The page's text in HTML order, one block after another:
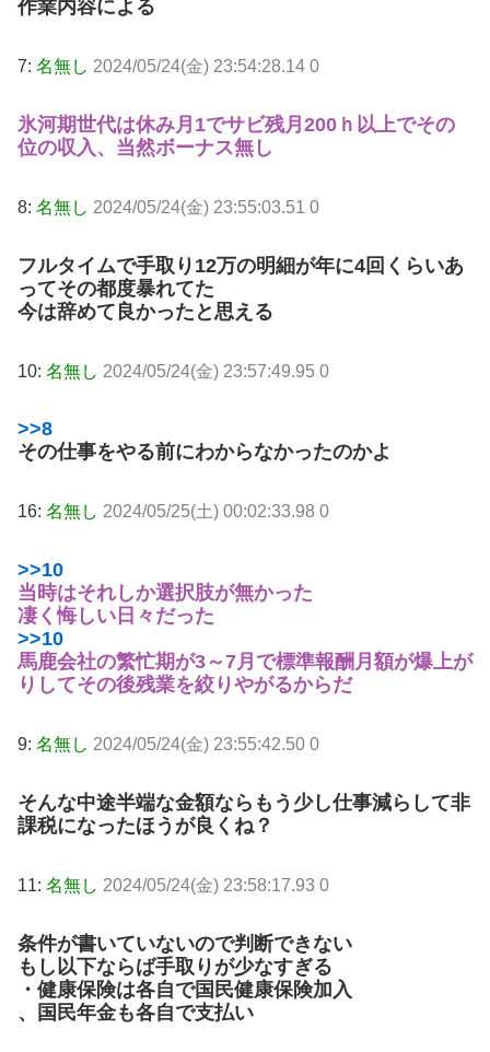
作業内容による
7: 名無し 2024/05/24(金) 23:54:28.14 0
氷河期世代は休み月1でサビ残月200ｈ以上でその
位の収入、当然ボーナス無し
8: 名無し 2024/05/24(金) 23:55:03.51 0
フルタイムで手取り12万の明細が年に4回くらいあ
ってその都度暴れてた
今は辞めて良かったと思える
10: 名無し 2024/05/24(金) 23:57:49.95 0
>>8
その仕事をやる前にわからなかったのかよ
16: 名無し 2024/05/25(土) 00:02:33.98 0
>>10
当時はそれしか選択肢が無かった
凄く悔しい日々だった
>>10
馬鹿会社の繁忙期が3～7月で標準報酬月額が爆上が
りしてその後残業を絞りやがるからだ
9: 名無し 2024/05/24(金) 23:55:42.50 0
そんな中途半端な金額ならもう少し仕事減らして非
課税になったほうが良くね？
11: 名無し 2024/05/24(金) 23:58:17.93 0
条件が書いていないので判断できない
もし以下ならば手取りが少なすぎる
・健康保険は各自で国民健康保険加入
、国民年金も各自で支払い